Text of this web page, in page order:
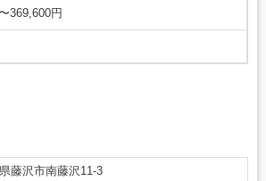
369,600円
藤沢市南藤沢11-3